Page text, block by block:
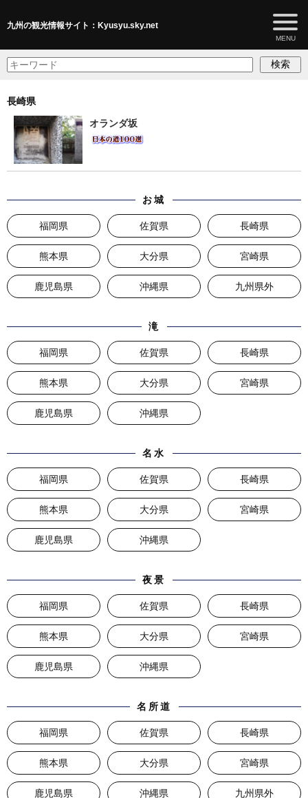
九州の観光情報サイト：Kyusyu.sky.net
検索
長崎県
オランダ坂
お城
福岡県 佐賀県 長崎県
熊本県 大分県 宮崎県
鹿児島県 沖縄県 九州県外
滝
福岡県 佐賀県 長崎県
熊本県 大分県 宮崎県
鹿児島県 沖縄県
名水
福岡県 佐賀県 長崎県
熊本県 大分県 宮崎県
鹿児島県 沖縄県
夜景
福岡県 佐賀県 長崎県
熊本県 大分県 宮崎県
鹿児島県 沖縄県
名所道
福岡県 佐賀県 長崎県
熊本県 大分県 宮崎県
鹿児島県 沖縄県 九州県外